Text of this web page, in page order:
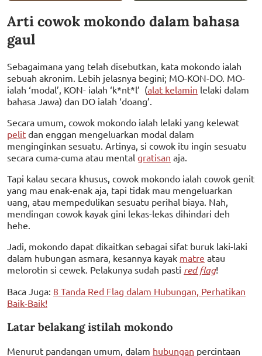
Arti cowok mokondo dalam bahasa
gaul
Sebagaimana yang telah disebutkan, kata mokondo ialah
sebuah akronim. Lebih jelasnya begini; MO-KON-DO. MO-
ialah ‘modal’, KON- ialah ‘k*nt*l’ (alat kelamin lelaki dalam
bahasa Jawa) dan DO ialah ‘doang’.
Secara umum, cowok mokondo ialah lelaki yang kelewat
pelit dan enggan mengeluarkan modal dalam
menginginkan sesuatu. Artinya, si cowok itu ingin sesuatu
secara cuma-cuma atau mental gratisan aja.
Tapi kalau secara khusus, cowok mokondo ialah cowok genit
yang mau enak-enak aja, tapi tidak mau mengeluarkan
uang, atau mempedulikan sesuatu perihal biaya. Nah,
mendingan cowok kayak gini lekas-lekas dihindari deh
hehe.
Jadi, mokondo dapat dikaitkan sebagai sifat buruk laki-laki
dalam hubungan asmara, kesannya kayak matre atau
melorotin si cewek. Pelakunya sudah pasti red flag!
Baca Juga: 8 Tanda Red Flag dalam Hubungan, Perhatikan
Baik-Baik!
Latar belakang istilah mokondo
Menurut pandangan umum, dalam hubungan percintaan